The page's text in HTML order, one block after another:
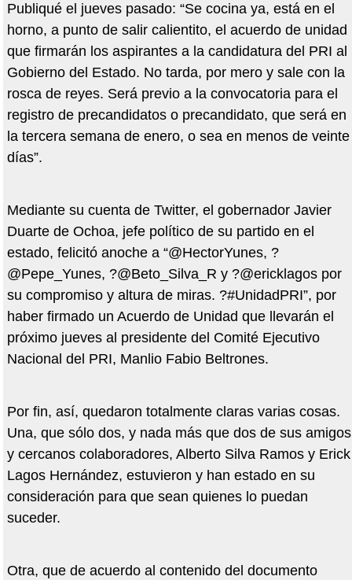
Publiqué el jueves pasado: “Se cocina ya, está en el
horno, a punto de salir calientito, el acuerdo de unidad
que firmarán los aspirantes a la candidatura del PRI al
Gobierno del Estado. No tarda, por mero y sale con la
rosca de reyes. Será previo a la convocatoria para el
registro de precandidatos o precandidato, que será en
la tercera semana de enero, o sea en menos de veinte
días”.
Mediante su cuenta de Twitter, el gobernador Javier
Duarte de Ochoa, jefe político de su partido en el
estado, felicitó anoche a “@HectorYunes, ?
@Pepe_Yunes, ?@Beto_Silva_R y ?@ericklagos por
su compromiso y altura de miras. ?#UnidadPRI”, por
haber firmado un Acuerdo de Unidad que llevarán el
próximo jueves al presidente del Comité Ejecutivo
Nacional del PRI, Manlio Fabio Beltrones.
Por fin, así, quedaron totalmente claras varias cosas.
Una, que sólo dos, y nada más que dos de sus amigos
y cercanos colaboradores, Alberto Silva Ramos y Erick
Lagos Hernández, estuvieron y han estado en su
consideración para que sean quienes lo puedan
suceder.
Otra, que de acuerdo al contenido del documento